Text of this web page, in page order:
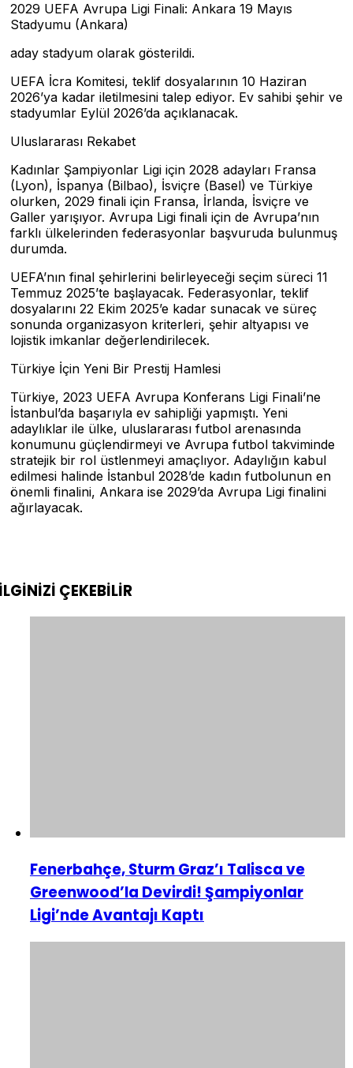
2029 UEFA Avrupa Ligi Finali: Ankara 19 Mayıs
Stadyumu (Ankara)
aday stadyum olarak gösterildi.
UEFA İcra Komitesi, teklif dosyalarının 10 Haziran
2026’ya kadar iletilmesini talep ediyor. Ev sahibi şehir ve
stadyumlar Eylül 2026’da açıklanacak.
Uluslararası Rekabet
Kadınlar Şampiyonlar Ligi için 2028 adayları Fransa
(Lyon), İspanya (Bilbao), İsviçre (Basel) ve Türkiye
olurken, 2029 finali için Fransa, İrlanda, İsviçre ve
Galler yarışıyor. Avrupa Ligi finali için de Avrupa’nın
farklı ülkelerinden federasyonlar başvuruda bulunmuş
durumda.
UEFA’nın final şehirlerini belirleyeceği seçim süreci 11
Temmuz 2025’te başlayacak. Federasyonlar, teklif
dosyalarını 22 Ekim 2025’e kadar sunacak ve süreç
sonunda organizasyon kriterleri, şehir altyapısı ve
lojistik imkanlar değerlendirilecek.
Türkiye İçin Yeni Bir Prestij Hamlesi
Türkiye, 2023 UEFA Avrupa Konferans Ligi Finali’ne
İstanbul’da başarıyla ev sahipliği yapmıştı. Yeni
adaylıklar ile ülke, uluslararası futbol arenasında
konumunu güçlendirmeyi ve Avrupa futbol takviminde
stratejik bir rol üstlenmeyi amaçlıyor. Adaylığın kabul
edilmesi halinde İstanbul 2028’de kadın futbolunun en
önemli finalini, Ankara ise 2029’da Avrupa Ligi finalini
ağırlayacak.
ÇEKEBİLİR
Fenerbahçe, Sturm Graz’ı Talisca ve
Greenwood’la Devirdi! Şampiyonlar
Ligi’nde Avantajı Kaptı